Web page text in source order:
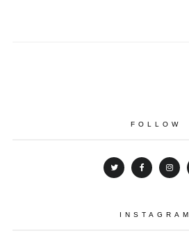
FOLLOW
INSTAGRAM